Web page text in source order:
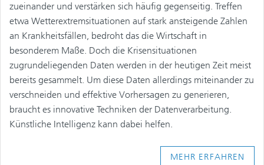
zueinander und verstärken sich häufig gegenseitig. Treffen
etwa Wetterextremsituationen auf stark ansteigende Zahlen
an Krankheitsfällen, bedroht das die Wirtschaft in
besonderem Maße. Doch die Krisensituationen
zugrundeliegenden Daten werden in der heutigen Zeit meist
bereits gesammelt. Um diese Daten allerdings miteinander zu
verschneiden und effektive Vorhersagen zu generieren,
braucht es innovative Techniken der Datenverarbeitung.
Künstliche Intelligenz kann dabei helfen.
MEHR ERFAHREN